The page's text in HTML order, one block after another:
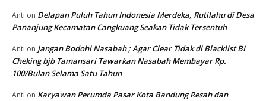
Anti on Delapan Puluh Tahun Indonesia Merdeka, Rutilahu di Desa
Pananjung Kecamatan Cangkuang Seakan Tidak Tersentuh
Anti on Jangan Bodohi Nasabah ; Agar Clear Tidak di Blacklist BI
Cheking bjb Tamansari Tawarkan Nasabah Membayar Rp.
100/Bulan Selama Satu Tahun
Anti on Karyawan Perumda Pasar Kota Bandung Resah dan